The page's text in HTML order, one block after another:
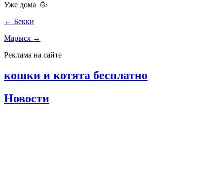
Уже дома 🥳
← Бекки
Марыся →
Реклама на сайте
кошки и котята бесплатно
Новости